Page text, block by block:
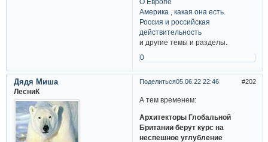
Америка , какая она есть.
Россия и российская
действительность
и другие темы и разделы.
0
Поделиться 202
05.06.22 22:46
Дядя Миша
ЛесниК
А тем временем:
Архитекторы Глобальной
Британии берут курс на
неспешное углубление